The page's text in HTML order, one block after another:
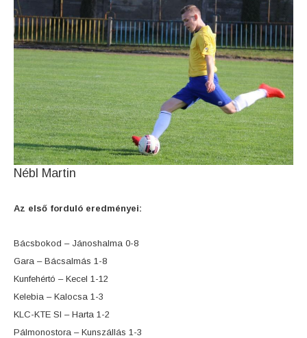
Nébl Martin
Az első forduló eredményei:
Bácsbokod – Jánoshalma 0-8
Gara – Bácsalmás 1-8
Kunfehértó – Kecel 1-12
Kelebia – Kalocsa 1-3
KLC-KTE SI – Harta 1-2
Pálmonostora – Kunszállás 1-3